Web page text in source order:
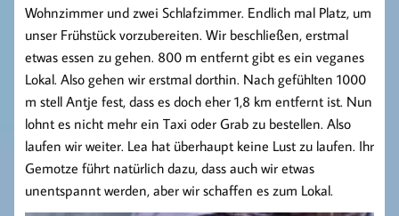
Wohnzimmer und zwei Schlafzimmer. Endlich mal Platz, um
unser Frühstück vorzubereiten. Wir beschließen, erstmal
etwas essen zu gehen. 800 m entfernt gibt es ein veganes
Lokal. Also gehen wir erstmal dorthin. Nach gefühlten 1000
m stell Antje fest, dass es doch eher 1,8 km entfernt ist. Nun
lohnt es nicht mehr ein Taxi oder Grab zu bestellen. Also
laufen wir weiter. Lea hat überhaupt keine Lust zu laufen. Ihr
Gemotze führt natürlich dazu, dass auch wir etwas
unentspannt werden, aber wir schaffen es zum Lokal.